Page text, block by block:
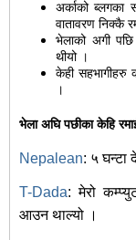
अर्काको ब्लगका
वातावरण निक्कै
भेलाको अगी
थीयो ।
केही सहभागीहरु
।
भेला अघि पछीका केहि
Nepalean: ५ घन्टा
T-Dada: मेरो
आउन थाल्यो ।